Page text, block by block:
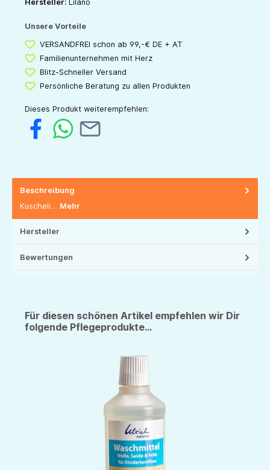
Hersteller: Lilano
Unsere Vorteile
VERSANDFREI schon ab 99,-€ DE + AT
Familienunternehmen mit Herz
Blitz-Schneller Versand
Persönliche Beratung zu allen Produkten
Dieses Produkt weiterempfehlen:
Beschreibung
Kuscheli… Mehr
Hersteller
Bewertungen
Für diesen schönen Artikel empfehlen wir Dir
folgende Pflegeprodukte...